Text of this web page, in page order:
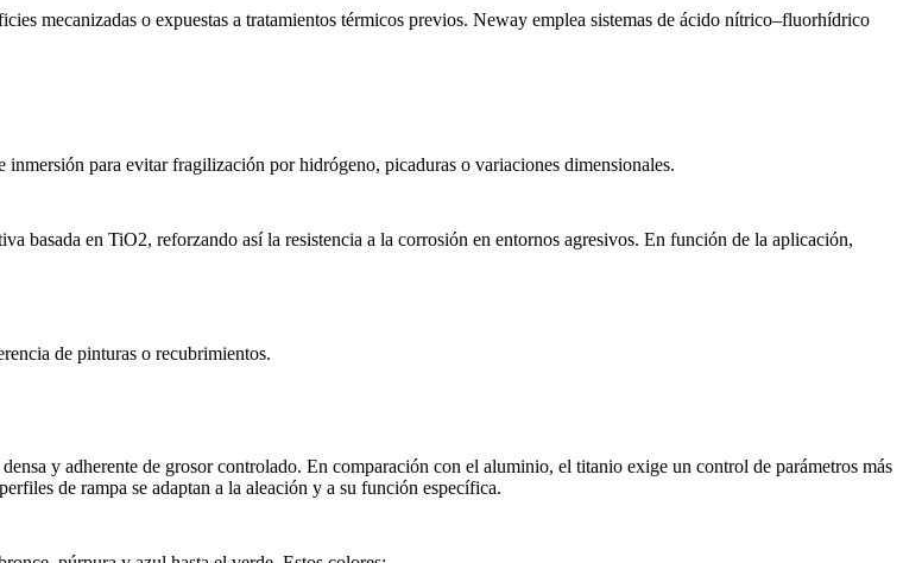
mecanizadas o expuestas a tratamientos térmicos previos. Neway emplea sistemas de ácido nítrico–fluorhídrico
para evitar fragilización por hidrógeno, picaduras o variaciones dimensionales.
basada en TiO2, reforzando así la resistencia a la corrosión en entornos agresivos. En función de la aplicación,
de pinturas o recubrimientos.
y adherente de grosor controlado. En comparación con el aluminio, el titanio exige un control de parámetros más
de rampa se adaptan a la aleación y a su función específica.